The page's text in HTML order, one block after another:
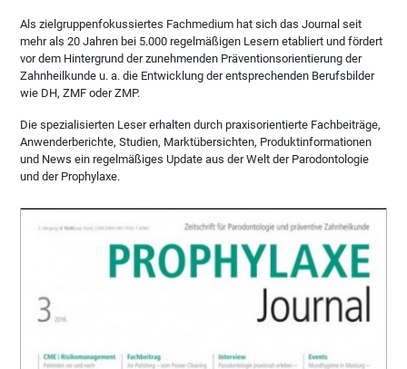
Als zielgruppenfokussiertes Fachmedium hat sich das Journal seit
mehr als 20 Jahren bei 5.000 regelmäßigen Lesern etabliert und fördert
vor dem Hintergrund der zunehmenden Präventionsorientierung der
Zahnheilkunde u. a. die Entwicklung der entsprechenden Berufsbilder
wie DH, ZMF oder ZMP.
Die spezialisierten Leser erhalten durch praxisorientierte Fachbeiträge,
Anwenderberichte, Studien, Marktübersichten, Produktinformationen
und News ein regelmäßiges Update aus der Welt der Parodontologie
und der Prophylaxe.